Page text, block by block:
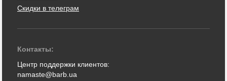
Скидки в телеграм
Контакты:
Центр поддержки клиентов:
namaste@barb.ua